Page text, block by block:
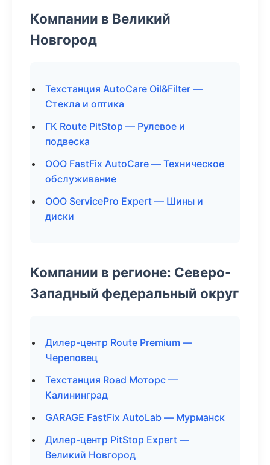
Компании в Великий
Новгород
Техстанция AutoCare Oil&Filter —
Стекла и оптика
ГК Route PitStop — Рулевое и
подвеска
ООО FastFix AutoCare — Техническое
обслуживание
ООО ServicePro Expert — Шины и
диски
Компании в регионе: Северо-
Западный федеральный округ
Дилер-центр Route Premium —
Череповец
Техстанция Road Моторс —
Калининград
GARAGE FastFix AutoLab — Мурманск
Дилер-центр PitStop Expert —
Великий Новгород